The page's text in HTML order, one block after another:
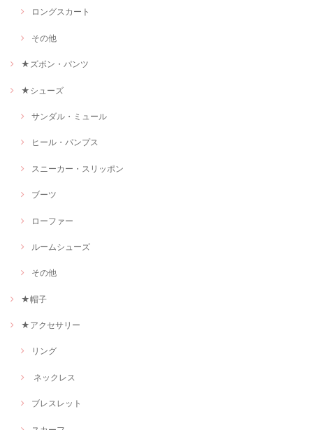
ロングスカート
その他
★ズボン・パンツ
★シューズ
サンダル・ミュール
ヒール・パンプス
スニーカー・スリッポン
ブーツ
ローファー
ルームシューズ
その他
★帽子
★アクセサリー
リング
ネックレス
ブレスレット